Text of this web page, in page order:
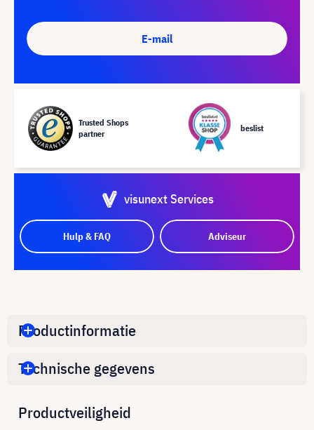
E-mail
Trusted Shops
partner
beslist
visunext Services
Hulp & FAQ Adviseur
Productinformatie
Technische gegevens
Productveiligheid